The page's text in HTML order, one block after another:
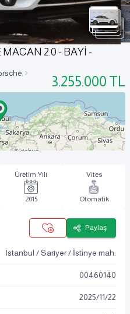
2.0 - BAYİ -
3.255.000 TL
Üretim Yılı
2015
Vites
Otomatik
Paylaş
İstanbul / Sarıyer / İstinye mah.
00460140
2025/11/22